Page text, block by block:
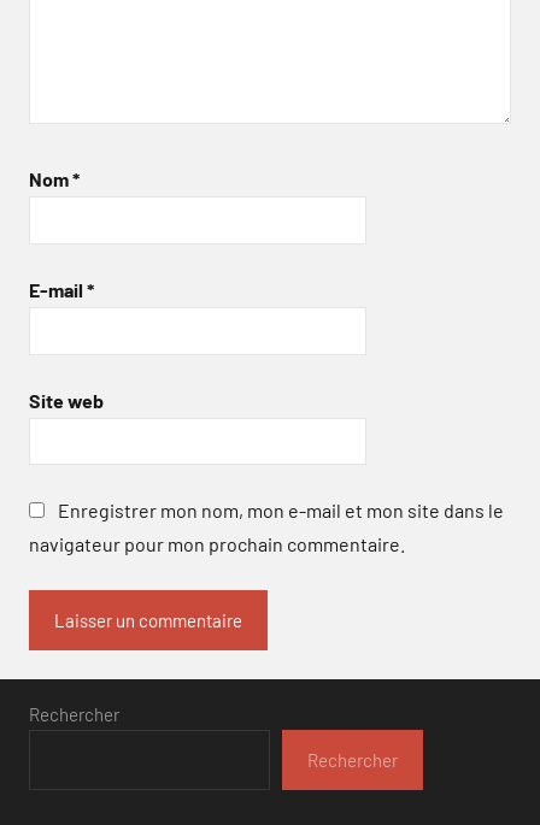
Nom*
E-mail *
Site web
Enregistrer mon nom, mon e-mail et mon site dans le
navigateur pour mon prochain commentaire.
Rechercher
Rechercher